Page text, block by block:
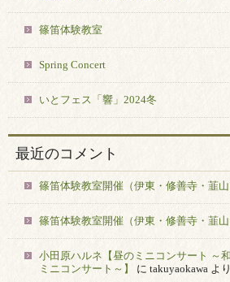
篠笛体験教室
Spring Concert
いとフェス「響」2024冬
最近のコメント
篠笛体験教室開催（伊東・修善寺・韮山
篠笛体験教室開催（伊東・修善寺・韮山
小田原ハルネ【昼のミニコンサート ～
ミニコンサート～】
に takuyaokawa より